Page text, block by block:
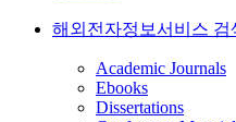
해외전자정보서비스 검
Academic Journals
Ebooks
Dissertations